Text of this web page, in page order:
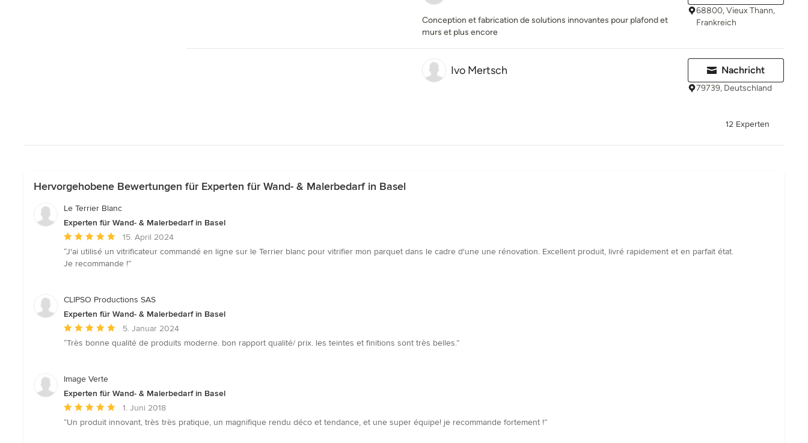
Conception et fabrication de solutions innovantes pour plafond et
murs et plus encore
68800, Vieux Thann,
Frankreich
Ivo Mertsch Nachricht
79739, Deutschland
12 Experten
Hervorgehobene Bewertungen für Experten für Wand- & Malerbedarf in Basel
Le Terrier Blanc
Experten für Wand- & Malerbedarf in Basel
Durchschnittliche
Bewertung:
5
Sternen
15. April 2024
“J'ai utilisé un vitrificateur commandé en ligne sur le Terrier blanc pour vitrifier mon parquet dans le cadre d'une une rénovation. Excellent produit, livré rapidement et en parfait état.
Je recommande !”
CLIPSO Productions SAS
Experten für Wand- & Malerbedarf in Basel
Durchschnittliche
Bewertung:
5
5. Januar 2024
“Très bonne qualité de produits moderne. bon rapport qualité/ prix. les teintes et finitions sont très belles.”
Image Verte
Experten für Wand- & Malerbedarf in Basel
Durchschnittliche
Bewertung:
1. Juni 2018
“Un produit innovant, très très pratique, un magnifique rendu déco et tendance, et une super équipe! je recommande fortement !”